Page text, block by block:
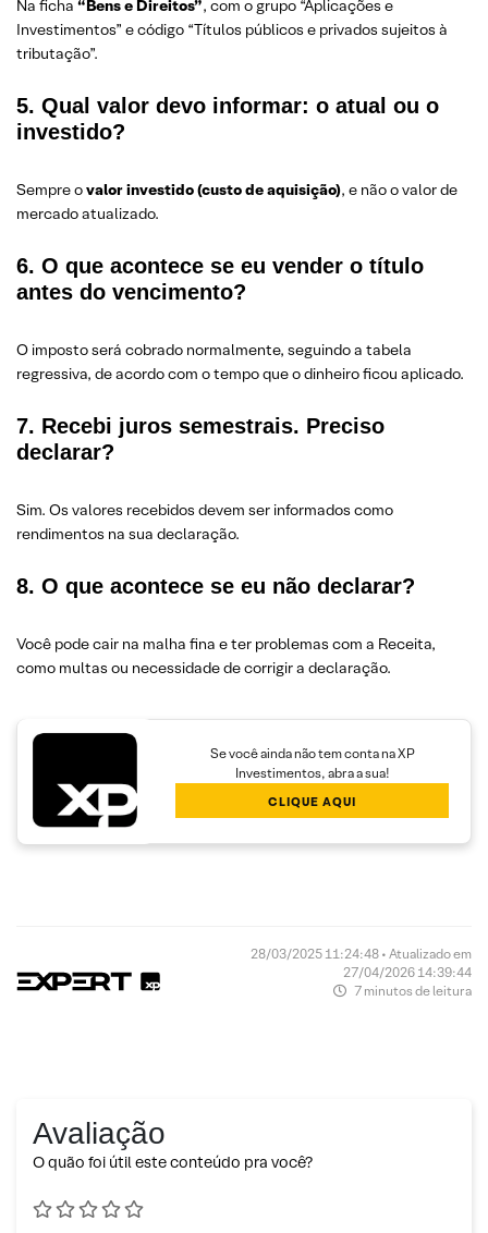
Na ficha “Bens e Direitos”, com o grupo “Aplicações e
Investimentos” e código “Títulos públicos e privados sujeitos à
tributação”.
5. Qual valor devo informar: o atual ou o
investido?
Sempre ovalor investido (custo de aquisição), e não o valor de
mercado atualizado.
6. O que acontece se eu vender o título
antes do vencimento?
O imposto será cobrado normalmente, seguindo a tabela
regressiva, de acordo com o tempo que o dinheiro ficou aplicado.
7. Recebi juros semestrais. Preciso
declarar?
Sim. Os valores recebidos devem ser informados como
rendimentos na sua declaração.
8. O que acontece se eu não declarar?
Você pode cair na malha fina e ter problemas com a Receita,
como multas ou necessidade de corrigir a declaração.
Se você ainda não tem conta na XP
Investimentos, abra a sua!
CLIQUE AQUI
28/03/2025 11:24:48 • Atualizado em
27/04/2026 14:39:44
7 minutos de leitura
Avaliação
O quão foi útil este conteúdo pra você?